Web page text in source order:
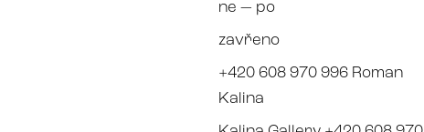
ne — po
zavřeno
+420 608 970 996 Roman
Kalina